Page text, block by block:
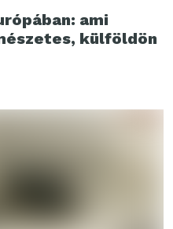
ami
külföldön